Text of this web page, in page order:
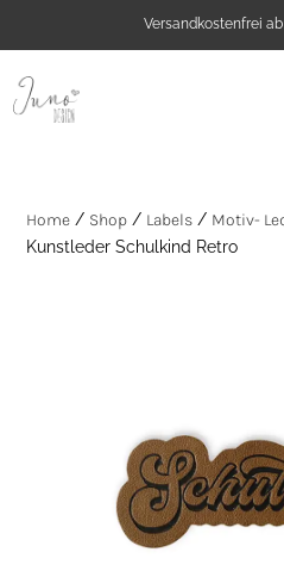
Versandkostenfrei
Home / Shop / Labels / Motiv-
Kunstleder Schulkind Retro